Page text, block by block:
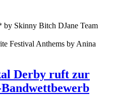
by Skinny Bitch DJane Team
Festival Anthems by Anina
Derby ruft zur